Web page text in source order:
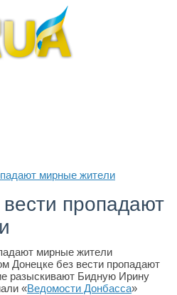
мирные жители
пропадают
Донецке без вести пропадают
разыскивают Бидную Ирину
«Ведомости Донбасса»